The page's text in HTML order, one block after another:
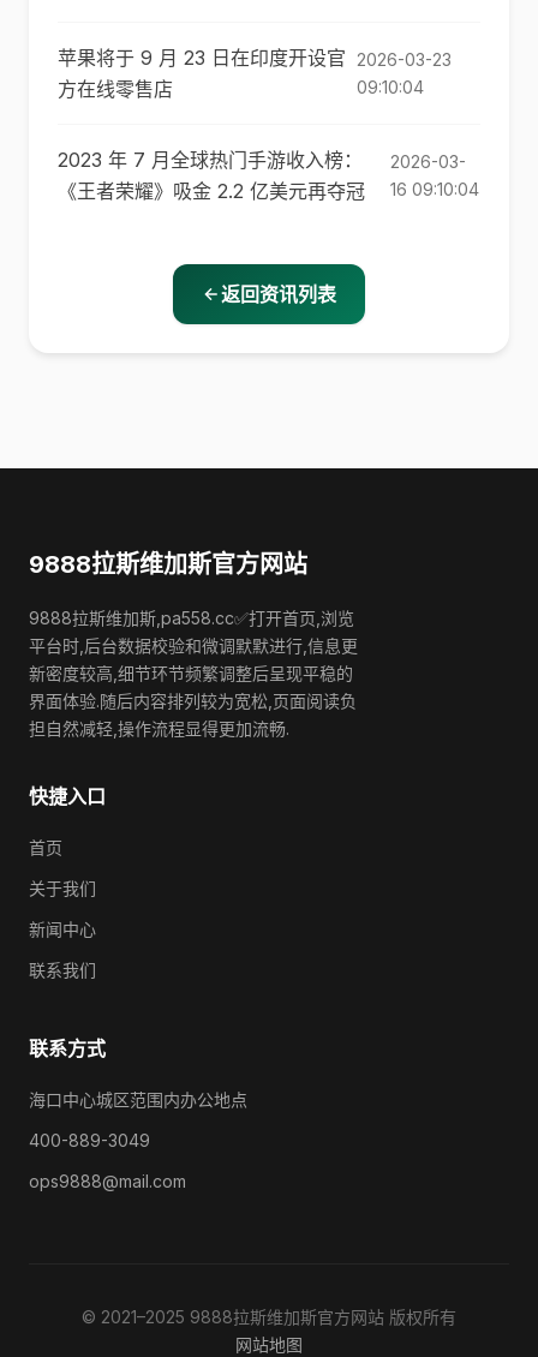
苹果将于 9 月 23 日在印度开设官
方在线零售店
2026-03-23
09:10:04
2023 年 7 月全球热门手游收入榜：
《王者荣耀》吸金 2.2 亿美元再夺冠
2026-03-
16 09:10:04
返回资讯列表
9888拉斯维加斯官方网站
9888拉斯维加斯,pa558.cc✅打开首页,浏览
平台时,后台数据校验和微调默默进行,信息更
新密度较高,细节环节频繁调整后呈现平稳的
界面体验.随后内容排列较为宽松,页面阅读负
担自然减轻,操作流程显得更加流畅.
快捷入口
首页
关于我们
新闻中心
联系我们
联系方式
海口中心城区范围内办公地点
400-889-3049
ops9888@mail.com
© 2021–2025 9888拉斯维加斯官方网站 版权所有
网站地图